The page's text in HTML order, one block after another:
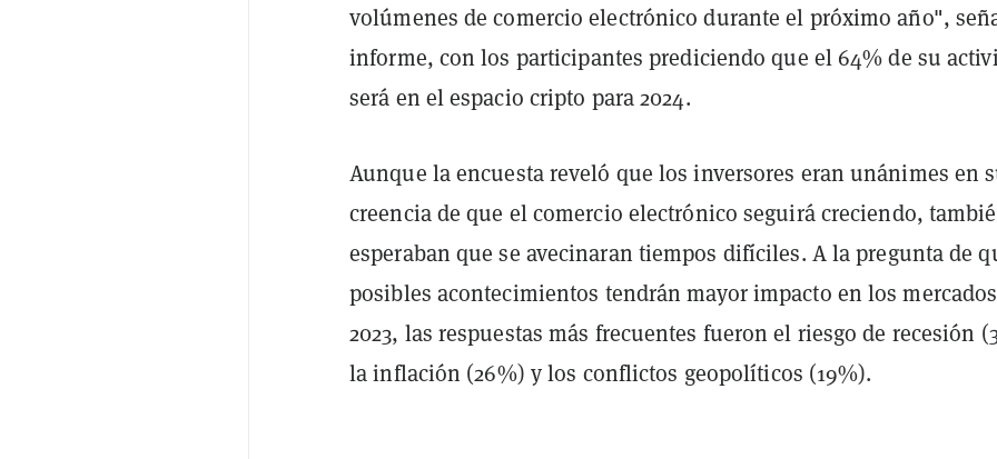
volúmenes de comercio electrónico durante el próximo año",
informe, con los participantes prediciendo que el 64% de su
será en el espacio cripto para 2024.
Aunque la encuesta reveló que los inversores eran unánimes en
creencia de que el comercio electrónico seguirá creciendo,
esperaban que se avecinaran tiempos difíciles. A la pregunta de
posibles acontecimientos tendrán mayor impacto en los
2023, las respuestas más frecuentes fueron el riesgo de recesión
la inflación (26%) y los conflictos geopolíticos (19%).